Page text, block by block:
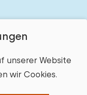
unserer Website
wir Cookies.
Marke)